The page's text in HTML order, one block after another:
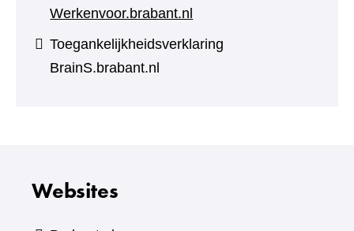
Werkenvoor.brabant.nl
Toegankelijkheidsverklaring
BrainS.brabant.nl
Websites